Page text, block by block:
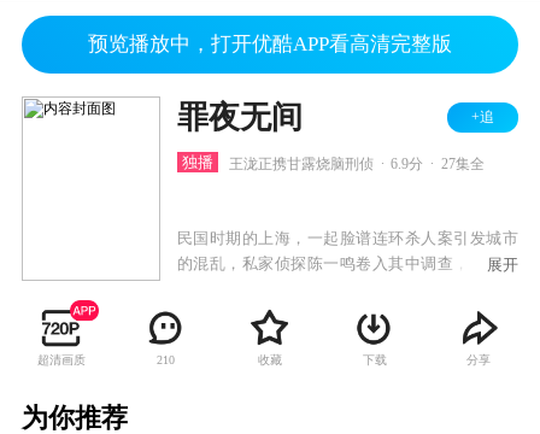
预览播放中，打开优酷APP看高清完整版
罪夜无间 +追
独播 王泷正携甘露烧脑刑侦 6.9分 27集全
民国时期的上海，一起脸谱连环杀人案引发城市
的混乱，私家侦探陈一鸣卷入其中调查，并因此
组成侦探团破获此案，陈一鸣却发现案件背后似
乎还隐藏着更神秘的阴谋。在三人协作破获诸多
案件的过程中，彼此之间的情谊逐渐加深。在揭
展开
超清画质 210 收藏 下载 分享
为你推荐